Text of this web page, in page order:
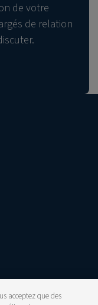
de votre
de relation
acceptez que des